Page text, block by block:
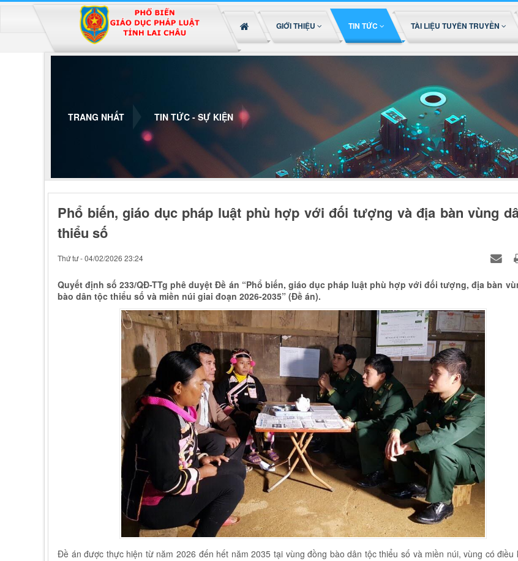
GIỚI THIỆU TIN TỨC TÀI LIỆU TUYÊN TRUYỀN
TRANG NHẤT TIN TỨC - SỰ KIỆN
Phổ biến, giáo dục pháp luật phù hợp với đối tượng và địa bàn vùng
thiểu số
Thứ tư - 04/02/2026 23:24
Quyết định số 233/QĐ-TTg phê duyệt Đề án “Phổ biến, giáo dục pháp luật phù hợp với đối tượng, địa bàn
bào dân tộc thiểu số và miền núi giai đoạn 2026-2035” (Đề án).
Đề án được thực hiện từ năm 2026 đến hết năm 2035 tại vùng đồng bào dân tộc thiểu số và miền núi, vùng có điều
Đã kết nối EMC